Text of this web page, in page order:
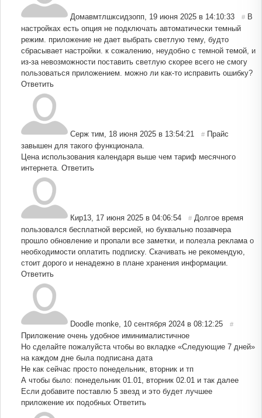
Домавмтлшксидзопп, 19 июня 2025 в 14:10:33 # В
настройках есть опция не подключать автоматически темный
режим. приложение не дает выбрать светлую тему, будто
сбрасывает настройки. к сожалению, неудобно с темной темой, и
из-за невозможности поставить светлую скорее всего не смогу
пользоваться приложением. можно ли как-то исправить ошибку?
Ответить
Серж тим, 18 июня 2025 в 13:54:21 # Прайс
завышен для такого функционала.
Цена использования календаря выше чем тариф месячного
интернета. Ответить
Кир13, 17 июня 2025 в 04:06:54 # Долгое время
пользовался бесплатной версией, но буквально позавчера
прошло обновление и пропали все заметки, и полезла реклама о
необходимости оплатить подписку. Скачивать не рекомендую,
стоит дорого и ненадежно в плане хранения информации.
Ответить
Doodle monke, 10 сентября 2024 в 08:12:25 #
Приложение очень удобное иминималистичное
Но сделайте пожалуйста чтобы во вкладке «Следующие 7 дней»
на каждом дне была подписана дата
Не как сейчас просто понедельник, вторник и тп
А чтобы было: понедельник 01.01, вторник 02.01 и так далее
Если добавите поставлю 5 звезд и это будет лучшее
приложение их подобных Ответить